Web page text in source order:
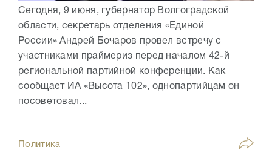
Сегодня, 9 июня, губернатор Волгоградской
области, секретарь отделения «Единой
России» Андрей Бочаров провел встречу с
участниками праймериз перед началом 42-й
региональной партийной конференции. Как
сообщает ИА «Высота 102», однопартийцам он
посоветовал...
Политика